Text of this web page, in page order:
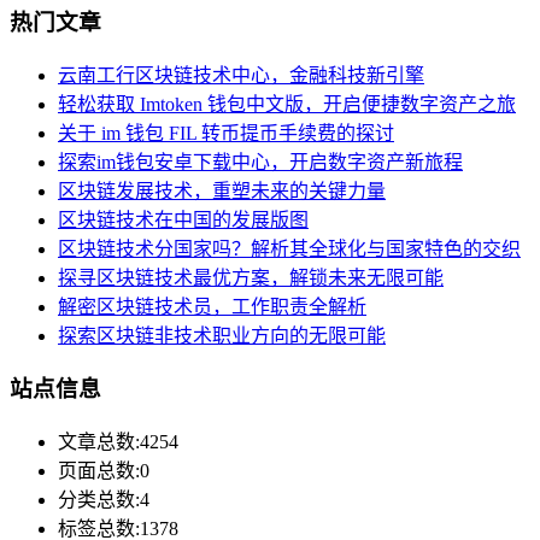
热门文章
云南工行区块链技术中心，金融科技新引擎
轻松获取 Imtoken 钱包中文版，开启便捷数字资产之旅
关于 im 钱包 FIL 转币提币手续费的探讨
探索im钱包安卓下载中心，开启数字资产新旅程
区块链发展技术，重塑未来的关键力量
区块链技术在中国的发展版图
区块链技术分国家吗？解析其全球化与国家特色的交织
探寻区块链技术最优方案，解锁未来无限可能
解密区块链技术员，工作职责全解析
探索区块链非技术职业方向的无限可能
站点信息
文章总数:4254
页面总数:0
分类总数:4
标签总数:1378